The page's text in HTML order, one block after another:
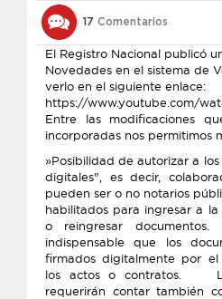
17 Comentarios
El Registro Nacional publicó
Novedades en el sistema de
verlo en el siguiente enlace:
https://www.youtube.com/
Entre las modificaciones
incorporadas nos permitimos
»Posibilidad de autorizar a
digitales", es decir,
pueden ser o no notarios
habilitados para ingresar a
o reingresar
indispensable que los
firmados digitalmente por
los actos o contratos.
requerirán contar también